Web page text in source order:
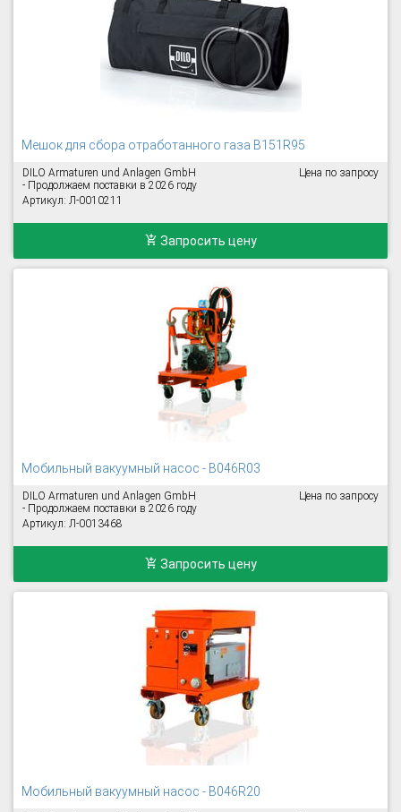
Мешок для сбора отработанного газа B151R95
DILO Armaturen und Anlagen GmbH
- Продолжаем поставки в 2026 году
Артикул: Л-0010211
Цена по запросу
Запросить цену
Мобильный вакуумный насос - B046R03
DILO Armaturen und Anlagen GmbH
- Продолжаем поставки в 2026 году
Артикул: Л-0013468
Цена по запросу
Запросить цену
Мобильный вакуумный насос - B046R20